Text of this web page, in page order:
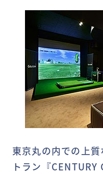
東京丸の内での上
トラン『